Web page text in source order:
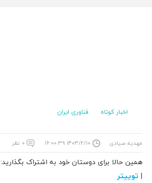
اخبار کوتاه فناوری ایران
مهدیه صیادی ۱۴۰۳/۲/۱۰ ۱۶:۰۰:۳۹ ۰ نظر
همین حالا برای دوستان خود به اشتراک بگذارید:
| توییتر